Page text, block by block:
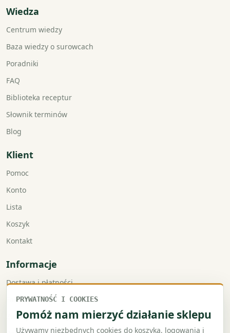
Wiedza
Centrum wiedzy
Baza wiedzy o surowcach
Poradniki
FAQ
Biblioteka receptur
Słownik terminów
Blog
Klient
Pomoc
Konto
Lista
Koszyk
Kontakt
Informacje
Dostawa i płatności
Faktury VAT
Zwroty i reklamacje
PRYWATNOŚĆ I COOKIES
Pomóż nam mierzyć działanie sklepu
Używamy niezbędnych cookies do koszyka, logowania i